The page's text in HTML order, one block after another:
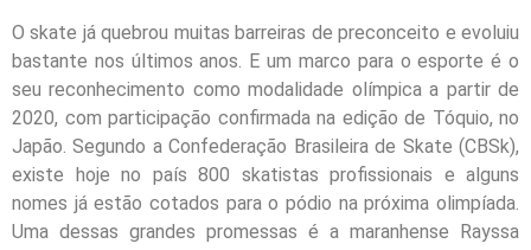
O skate já quebrou muitas barreiras de preconceito e evoluiu
bastante nos últimos anos. E um marco para o esporte é o
seu reconhecimento como modalidade olímpica a partir de
2020, com participação confirmada na edição de Tóquio, no
Japão. Segundo a Confederação Brasileira de Skate (CBSk),
existe hoje no país 800 skatistas profissionais e alguns
nomes já estão cotados para o pódio na próxima olimpíada.
Uma dessas grandes promessas é a maranhense Rayssa